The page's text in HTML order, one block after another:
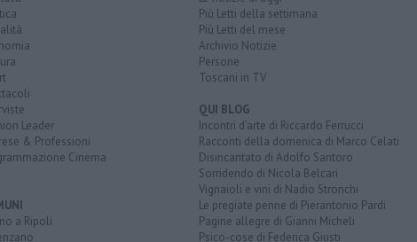
Leader
& Professioni
Cinema
a Ripoli
Più Letti della settimana
Più Letti del mese
Archivio Notizie
Persone
Toscani in TV
QUI BLOG
Incontri d'arte di Riccardo Ferrucci
Racconti della domenica di Marco Celati
Disincantato di Adolfo Santoro
Sorridendo di Nicola Belcari
Vignaioli e vini di Nadio Stronchi
Le pregiate penne di Pierantonio Pardi
Pagine allegre di Gianni Micheli
Psico-cose di Federica Giusti